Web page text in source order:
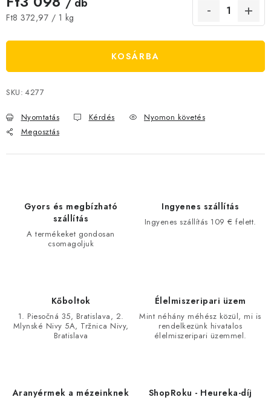
Szállítás és fizetés
Gyakori kérdések FAQ
Fotogaléria
Általános üzleti feltételek
Adatvédelem
Visszaküldés, csere és reklamációkezelés
Egységár:
Ft8 372,97 / 1 kg
KOSÁRBA
SKU: 4277
Nyomtatás Kérdés
Nyomon követés
Megosztás
Gyors és megbízható
szállítás
A termékeket gondosan
csomagoljuk
Ingyenes szállítás
Ingyenes szállítás 109 € felett.
Kőboltok
1. Piesočná 35, Bratislava, 2.
Mlynské Nivy 5A, Tržnica Nivy,
Bratislava
Élelmiszeripari üzem
Mint néhány méhész közül, mi is
rendelkezünk hivatalos
élelmiszeripari üzemmel.
Aranyérmek a mézeinknek ShopRoku - Heureka-díj